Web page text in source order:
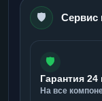
🛡️ Сервис
🛡️
Гарантия 24
На все